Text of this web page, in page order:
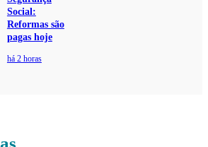
Social:
Reformas são
pagas hoje
há 2 horas